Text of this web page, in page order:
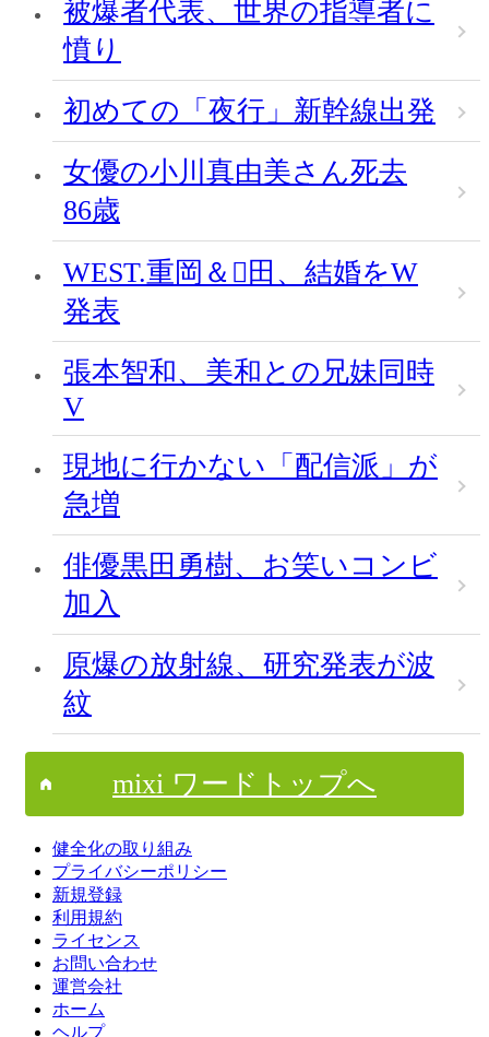
被爆者代表、世界の指導者に
憤り
初めての「夜行」新幹線出発
女優の小川真由美さん死去
86歳
WEST.重岡＆田、結婚をW
発表
張本智和、美和との兄妹同時
V
現地に行かない「配信派」が
急増
俳優黒田勇樹、お笑いコンビ
加入
原爆の放射線、研究発表が波
紋
mixi ワードトップへ
健全化の取り組み
プライバシーポリシー
新規登録
利用規約
ライセンス
お問い合わせ
運営会社
ホーム
ヘルプ